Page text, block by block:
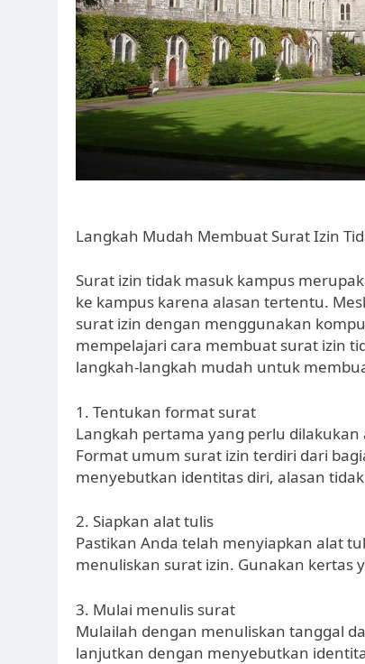
Langkah Mudah Membuat Surat Izin
Surat izin tidak masuk kampus
ke kampus karena alasan tertentu.
surat izin dengan menggunakan
mempelajari cara membuat surat izin
langkah-langkah mudah untuk
1. Tentukan format surat
Langkah pertama yang perlu
Format umum surat izin terdiri dari
menyebutkan identitas diri, alasan
2. Siapkan alat tulis
Pastikan Anda telah menyiapkan alat
menuliskan surat izin. Gunakan kertas
3. Mulai menulis surat
Mulailah dengan menuliskan tanggal
lanjutkan dengan menyebutkan